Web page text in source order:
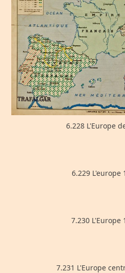
6.228 L'Europe
6.229 L'europe
7.230 L'Europe
7.231 L'Europe